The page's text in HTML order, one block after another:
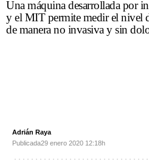
Una máquina desarrollada por
y el MIT permite medir el nivel
de manera no invasiva y sin
Adrián Raya
Publicada29 enero 2020 12:18h